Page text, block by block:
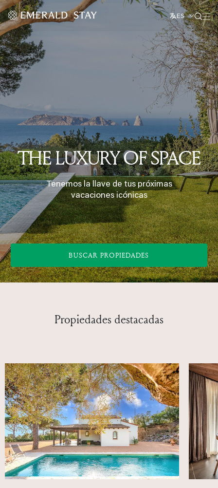
ES
THE LUXURY OF SPACE
Tenemos la llave de tus próximas
vacaciones icónicas
BUSCAR PROPIEDADES
Propiedades destacadas